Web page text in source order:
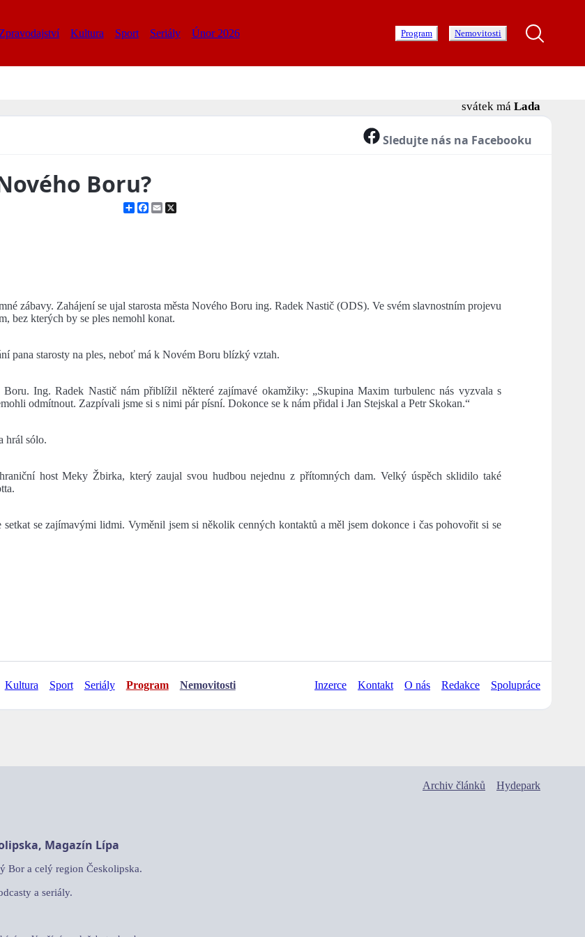
Zpravodajství Kultura Sport Seriály Únor 2026 Program Nemovitosti
svátek má Lada
Sledujte nás na Facebooku
Boru?
ShareFacebook
Email
zábavy. Zahájení se ujal starosta města Nového Boru ing. Radek Nastič (ODS). Ve svém slavnostním projevu
bez kterých by se ples nemohl konat.
pana starosty na ples, neboť má k Novém Boru blízký vztah.
Ing. Radek Nastič nám přiblížil některé zajímavé okamžiky: „Skupina Maxim turbulenc nás vyzvala s
odmítnout. Zazpívali jsme si s nimi pár písní. Dokonce se k nám přidal i Jan Stejskal a Petr Skokan.“
hrál sólo.
host Meky Žbirka, který zaujal svou hudbou nejednu z přítomných dam. Velký úspěch sklidilo také
se zajímavými lidmi. Vyměnil jsem si několik cenných kontaktů a měl jsem dokonce i čas pohovořit si se
Kultura Sport Seriály Program Nemovitosti Inzerce Kontakt O nás Redakce Spolupráce
Archiv článků Hydepark
Magazín Lípa
Bor a celý region Českolipska.
a seriály.